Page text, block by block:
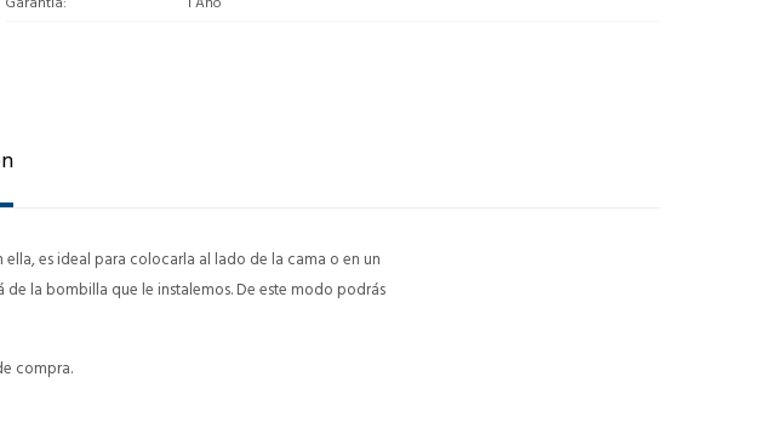
es ideal para colocarla al lado de la cama o en un
la bombilla que le instalemos. De este modo podrás
compra.